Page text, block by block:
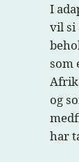
I
vil si
som
og
har